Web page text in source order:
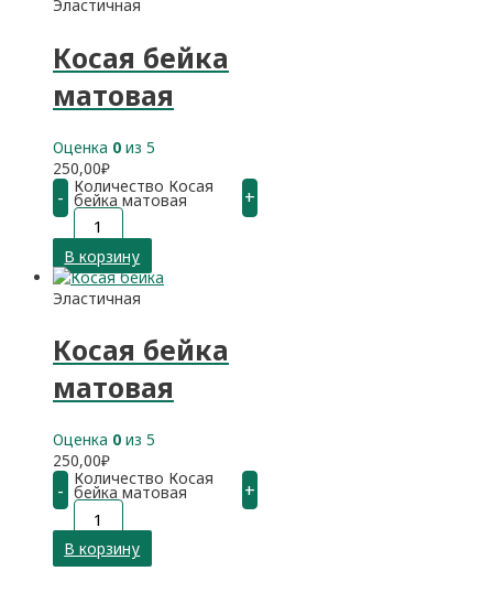
Эластичная
Косая бейка
матовая
Оценка 0 из 5
250,00₽
- Количество Косая
бейка матовая +
В корзину
Эластичная
Косая бейка
матовая
Оценка 0 из 5
250,00₽
- Количество Косая
бейка матовая +
В корзину